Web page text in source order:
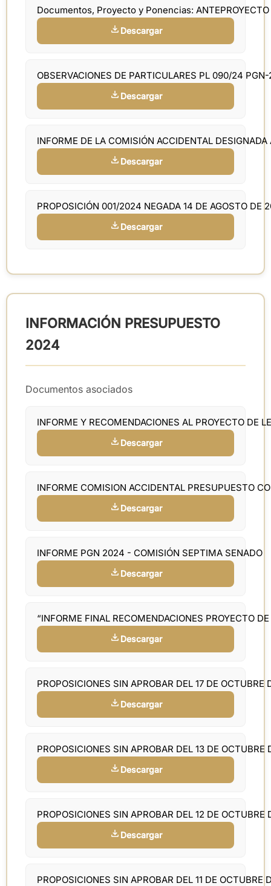
Documentos, Proyecto y Ponencias:
Descargar
OBSERVACIONES DE PARTICULARES PL 090/24
Descargar
INFORME DE LA COMISIÓN ACCIDENTAL
Descargar
PROPOSICIÓN 001/2024 NEGADA 14 DE AGOSTO DE
Descargar
INFORMACIÓN PRESUPUESTO
2024
Documentos asociados
INFORME Y RECOMENDACIONES AL PROYECTO DE
Descargar
INFORME COMISION ACCIDENTAL PRESUPUESTO
Descargar
INFORME PGN 2024 - COMISIÓN SEPTIMA SENADO
Descargar
“INFORME FINAL RECOMENDACIONES PROYECTO
Descargar
PROPOSICIONES SIN APROBAR DEL 17 DE OCTUBRE
Descargar
PROPOSICIONES SIN APROBAR DEL 13 DE OCTUBRE
Descargar
PROPOSICIONES SIN APROBAR DEL 12 DE OCTUBRE
Descargar
PROPOSICIONES SIN APROBAR DEL 11 DE OCTUBRE